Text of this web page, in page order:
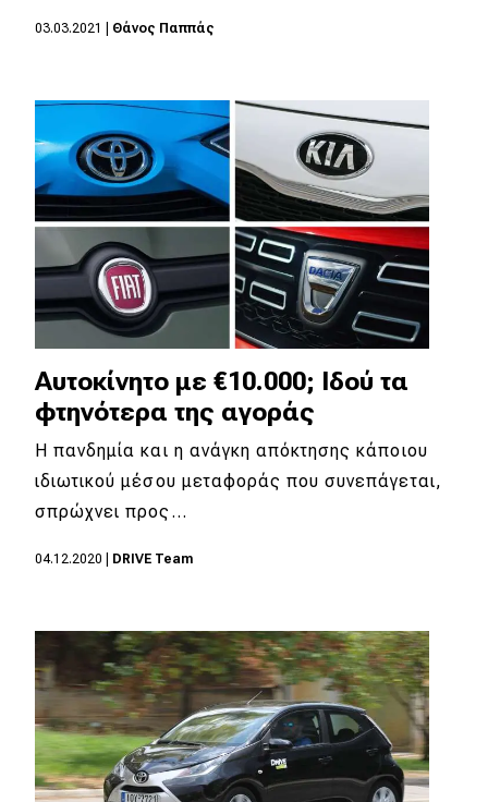
03.03.2021 Θάνος Παππάς
Αυτοκίνητο με €10.000; Ιδού τα
φτηνότερα της αγοράς
Η πανδημία και η ανάγκη απόκτησης κάποιου
ιδιωτικού μέσου μεταφοράς που συνεπάγεται,
σπρώχνει προς…
04.12.2020 DRIVE Team